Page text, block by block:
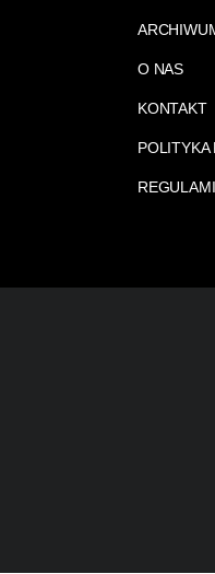
O NAS
KONTAKT
POLITYKA